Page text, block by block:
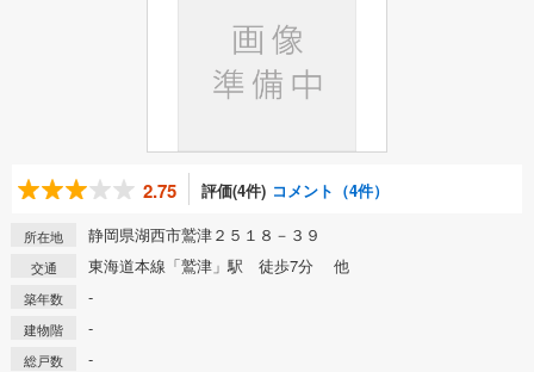
2.75 評価(4件) コメント（4件）
所在地 静岡県湖西市鷲津２５１８－３９
交通 東海道本線「鷲津」駅 徒歩7分 他
築年数 -
建物階 -
総戸数 -